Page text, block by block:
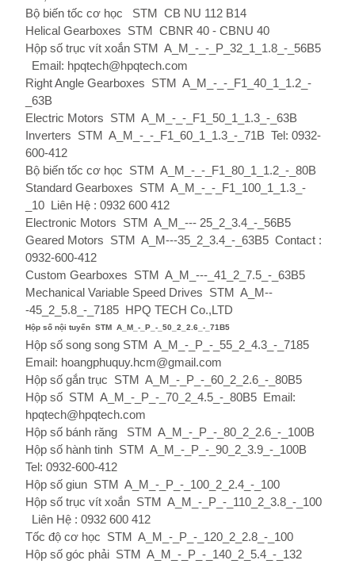
Bộ biến tốc cơ học
STM CB NU 112 B14
Helical Gearboxes STM CBNR 40 - CBNU 40
Hộp số trục vít xoắn STM A_M_-_-_P_32_1_1.8_-_56B5
Email: hpqtech@hpqtech.com
Right Angle Gearboxes STM A_M_-_-_F1_40_1_1.2_-
_63B
Electric Motors STM A_M_-_-_F1_50_1_1.3_-_63B
Inverters STM A_M_-_-_F1_60_1_1.3_-_71B Tel: 0932-
600-412
Bộ biến tốc cơ học STM A_M_-_-_F1_80_1_1.2_-_80B
Standard Gearboxes STM A_M_-_-_F1_100_1_1.3_-
_10 Liên Hệ : 0932 600 412
Electronic Motors STM A_M_--- 25_2_3.4_-_56B5
Geared Motors STM A_M---35_2_3.4_-_63B5 Contact :
0932-600-412
Custom Gearboxes STM A_M_---_41_2_7.5_-_63B5
Mechanical Variable Speed ​​Drives STM A_M--
-45_2_5.8_-_7185 HPQ TECH Co.,LTD
Hộp số nội tuyến STM A_M_-_P_-_50_2_2.6_-_71B5
Hộp số song song STM A_M_-_P_-_55_2_4.3_-_7185
Email: hoangphuquy.hcm@gmail.com
Hộp số gắn trục STM A_M_-_P_-_60_2_2.6_-_80B5
Hộp số STM A_M_-_P_-_70_2_4.5_-_80B5 Email:
hpqtech@hpqtech.com
Hộp số bánh răng
STM A_M_-_P_-_80_2_2.6_-_100B
Hộp số hành tinh STM A_M_-_P_-_90_2_3.9_-_100B
Tel: 0932-600-412
Hộp số giun STM A_M_-_P_-_100_2_2.4_-_100
Hộp số trục vít xoắn STM A_M_-_P_-_110_2_3.8_-_100
Liên Hệ : 0932 600 412
Tốc độ cơ học STM A_M_-_P_-_120_2_2.8_-_100
Hộp số góc phải STM A_M_-_P_-_140_2_5.4_-_132